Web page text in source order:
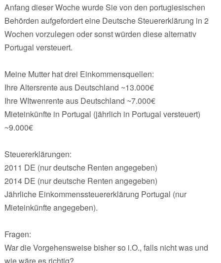
Anfang dieser Woche wurde Sie von den portugiesischen
Behörden aufgefordert eine Deutsche Steuererklärung in 2
Wochen vorzulegen oder sonst würden diese alternativ
Portugal versteuert.
Meine Mutter hat drei Einkommensquellen:
Ihre Altersrente aus Deutschland ~13.000€
Ihre WItwenrente aus Deutschland ~7.000€
Mieteinkünfte in Portugal (jährlich in Portugal versteuert)
~9.000€
Steuererklärungen:
2011 DE (nur deutsche Renten angegeben)
2014 DE (nur deutsche Renten angegeben)
Jährliche Einkommenssteuererklärung Portugal (nur
Mieteinkünfte angegeben).
Fragen:
War die Vorgehensweise bisher so i.O., falls nicht was und
wie wäre es richtig?